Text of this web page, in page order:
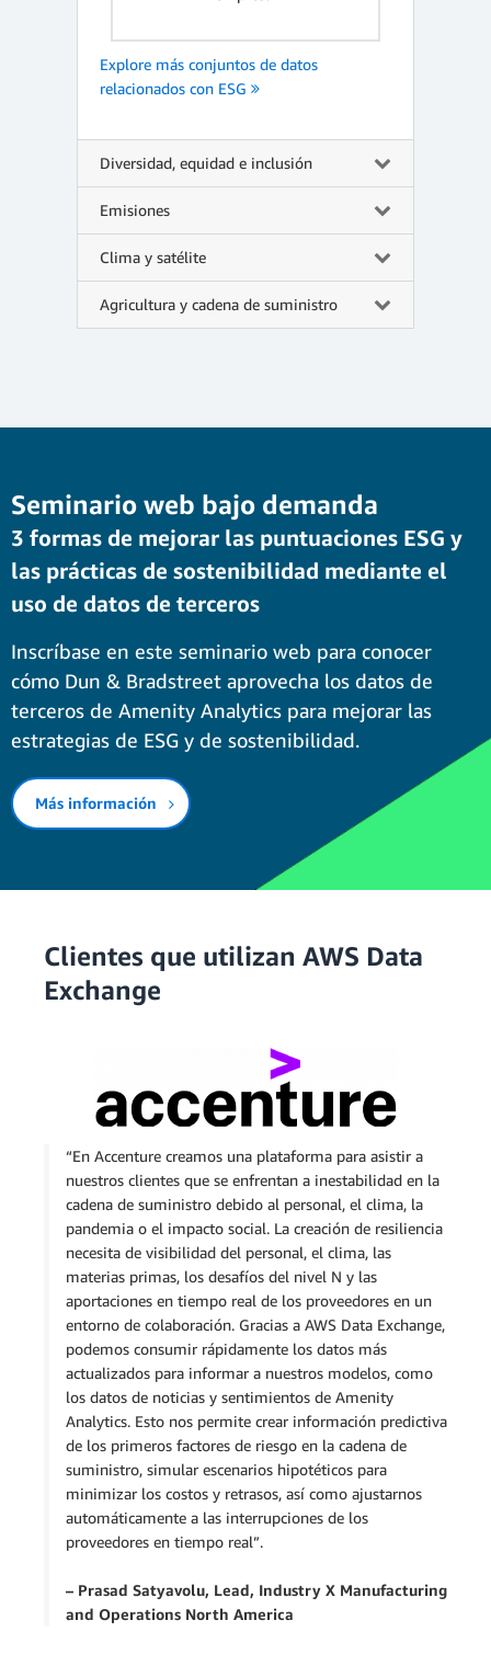
Explore más conjuntos de datos
relacionados con ESG
Diversidad, equidad e inclusión
Emisiones
Clima y satélite
Agricultura y cadena de suministro
Seminario web bajo demanda
3 formas de mejorar las puntuaciones ESG y
las prácticas de sostenibilidad mediante el
uso de datos de terceros
Inscríbase en este seminario web para conocer
cómo Dun & Bradstreet aprovecha los datos de
terceros de Amenity Analytics para mejorar las
estrategias de ESG y de sostenibilidad.
Más información
Clientes que utilizan AWS Data
Exchange
“En Accenture creamos una plataforma para asistir a
nuestros clientes que se enfrentan a inestabilidad en la
cadena de suministro debido al personal, el clima, la
pandemia o el impacto social. La creación de resiliencia
necesita de visibilidad del personal, el clima, las
materias primas, los desafíos del nivel N y las
aportaciones en tiempo real de los proveedores en un
entorno de colaboración. Gracias a AWS Data Exchange,
podemos consumir rápidamente los datos más
actualizados para informar a nuestros modelos, como
los datos de noticias y sentimientos de Amenity
Analytics. Esto nos permite crear información predictiva
de los primeros factores de riesgo en la cadena de
suministro, simular escenarios hipotéticos para
minimizar los costos y retrasos, así como ajustarnos
automáticamente a las interrupciones de los
proveedores en tiempo real”.
– Prasad Satyavolu, Lead, Industry X Manufacturing
and Operations North America